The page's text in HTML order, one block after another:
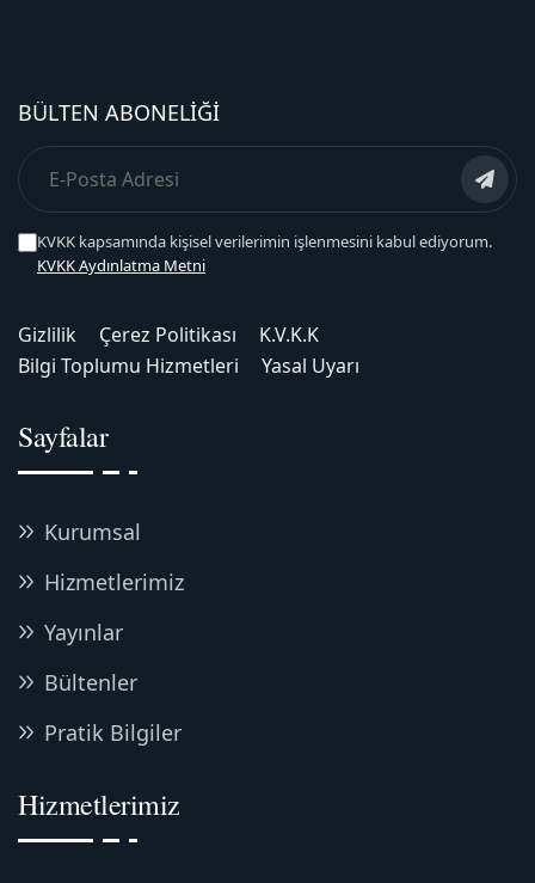
BÜLTEN ABONELIĞI
KVKK kapsamında kişisel verilerimin işlenmesini kabul ediyorum.
KVKK Aydınlatma Metni
Gizlilik Çerez Politikası
K.V.K.K
Bilgi Toplumu Hizmetleri
Yasal Uyarı
Sayfalar
Kurumsal
Hizmetlerimiz
Yayınlar
Bültenler
Pratik Bilgiler
Hizmetlerimiz